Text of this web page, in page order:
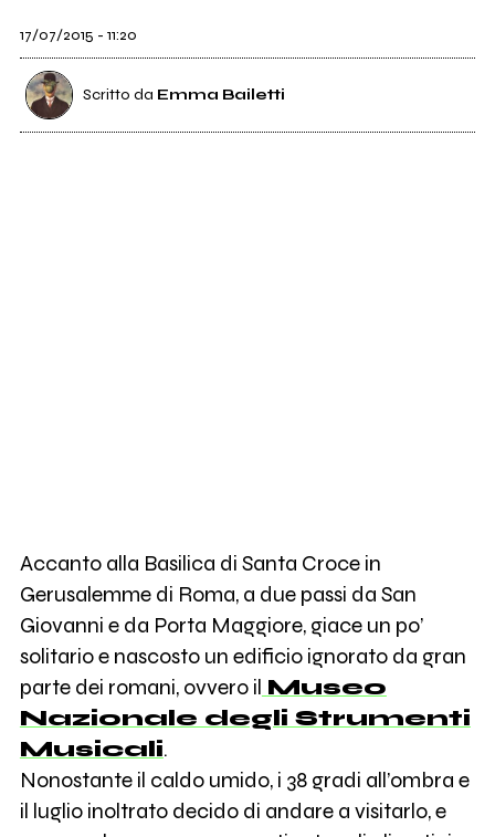
17/07/2015 - 11:20
Scritto da Emma Bailetti
Accanto alla Basilica di Santa Croce in
Gerusalemme di Roma, a due passi da San
Giovanni e da Porta Maggiore, giace un po’
solitario e nascosto un edificio ignorato da gran
parte dei romani, ovvero il Museo
Nazionale degli Strumenti
Musicali.
Nonostante il caldo umido, i 38 gradi all’ombra e
il luglio inoltrato decido di andare a visitarlo, e